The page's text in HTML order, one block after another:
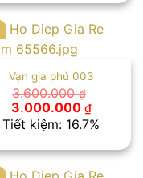
Vạn gia phú 003
3.600.000₫
Giá
gốc
là:
3.000.000 ₫Giá
hiện
tại
Tiết kiệm: 16.7%